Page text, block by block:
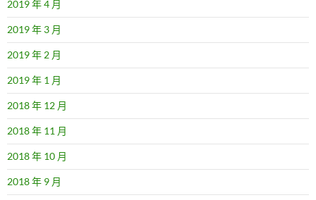
2019 年 4 月
2019 年 3 月
2019 年 2 月
2019 年 1 月
2018 年 12 月
2018 年 11 月
2018 年 10 月
2018 年 9 月